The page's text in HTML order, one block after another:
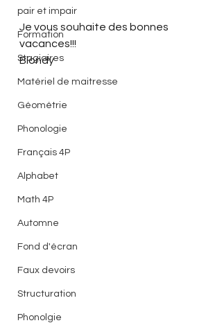
pair et impair
Formation
Stagiaires
Matériel de maitresse
Géométrie
Phonologie
Français 4P
Alphabet
Math 4P
Automne
Fond d'écran
Faux devoirs
Structuration
Phonolgie
Je vous souhaite des bonnes
vacances!!!
Blondy